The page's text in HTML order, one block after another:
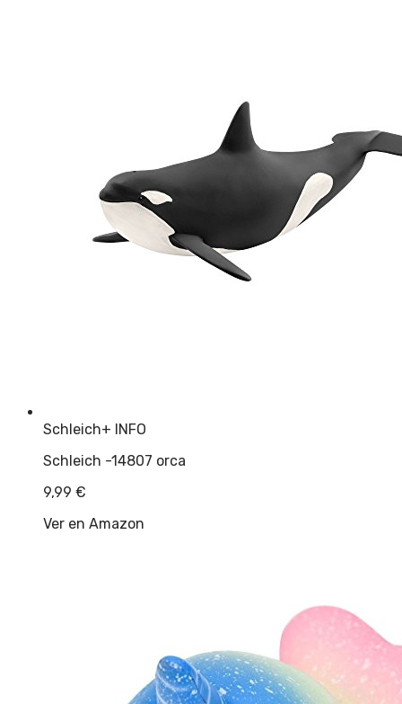
Schleich+ INFO
Schleich -14807 orca
9,99 €
Ver en Amazon